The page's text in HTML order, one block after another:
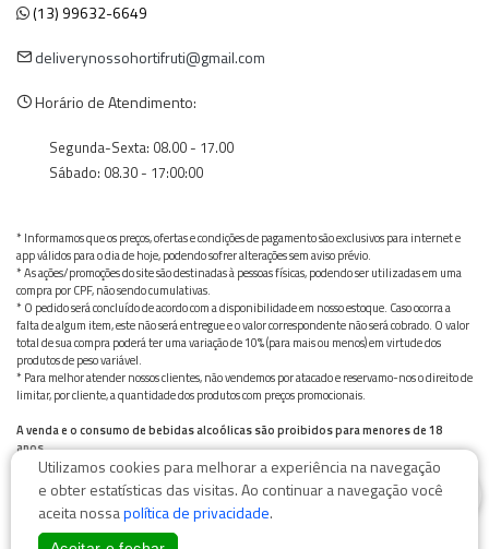
(13) 99632-6649
deliverynossohortifruti@gmail.com
Horário de Atendimento:
Segunda-Sexta: 08.00 - 17.00
Sábado: 08.30 - 17:00:00
* Informamos que os preços, ofertas e condições de pagamento são exclusivos para internet e
app válidos para o dia de hoje, podendo sofrer alterações sem aviso prévio.
* As ações/promoções do site são destinadas à pessoas físicas, podendo ser utilizadas em uma
compra por CPF, não sendo cumulativas.
* O pedido será concluído de acordo com a disponibilidade em nosso estoque. Caso ocorra a
falta de algum item, este não será entregue e o valor correspondente não será cobrado. O valor
total de sua compra poderá ter uma variação de 10% (para mais ou menos) em virtude dos
produtos de peso variável.
* Para melhor atender nossos clientes, não vendemos por atacado e reservamo-nos o direito de
limitar, por cliente, a quantidade dos produtos com preços promocionais.
A venda e o consumo de bebidas alcoólicas são proibidos para menores de 18
anos.
Bebida alcoólica pode causar dependência química e, em excesso, provoca graves males à saúde.
Beba com moderação
Utilizamos cookies para melhorar a experiência na navegação
e obter estatísticas das visitas. Ao continuar a navegação você
aceita nossapolítica de privacidade.